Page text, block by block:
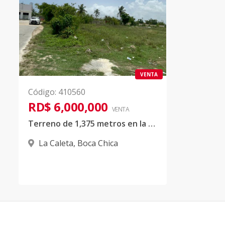
VENTA
Código: 410560
RD$ 6,000,000 VENTA
Terreno de 1,375 metros en la Caleta cerca del puerto
La Caleta, Boca Chica